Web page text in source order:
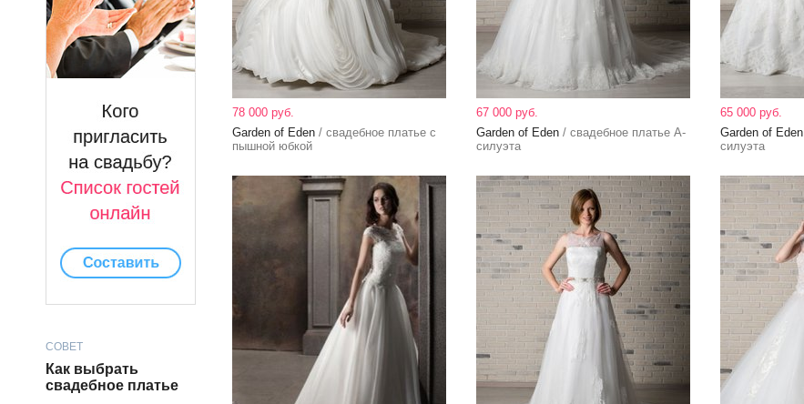
СОВЕТ
Как выбрать
свадебное платье
78 000 руб.
Garden of Eden / свадебное платье с
пышной юбкой
67 000 руб.
Garden of Eden / свадебное платье А-
силуэта
65 000 руб.
Garden of Eden
силуэта